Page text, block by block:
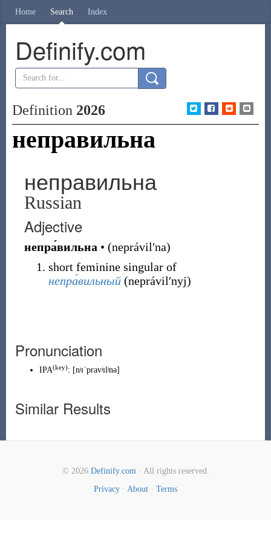
Home Search Index
Definify.com
Definition 2026
неправильна
неправильна
Russian
Adjective
непра́вильна • (neprávilʹna)
short feminine singular of
непра́вильный (neprávilʹnyj)
Pronunciation
IPA(key): [nʲɪˈpravʲɪlʲnə]
Similar Results
© 2026 Definify.com· All rights reserved.
Privacy · About · Terms